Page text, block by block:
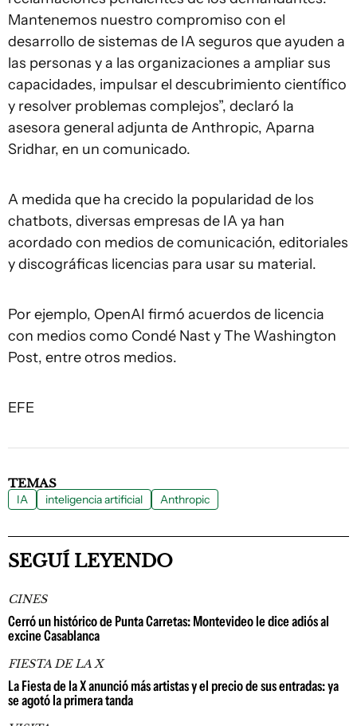
Mantenemos nuestro compromiso con el
desarrollo de sistemas de IA seguros que ayuden a
las personas y a las organizaciones a ampliar sus
capacidades, impulsar el descubrimiento científico
y resolver problemas complejos”, declaró la
asesora general adjunta de Anthropic, Aparna
Sridhar, en un comunicado.
A medida que ha crecido la popularidad de los
chatbots, diversas empresas de IA ya han
acordado con medios de comunicación, editoriales
y discográficas licencias para usar su material.
Por ejemplo, OpenAI firmó acuerdos de licencia
con medios como Condé Nast y The Washington
Post, entre otros medios.
EFE
TEMAS
IA inteligencia artificial Anthropic
SEGUÍ LEYENDO
CINES
Cerró un histórico de Punta Carretas: Montevideo le dice adiós al
excine Casablanca
FIESTA DE LA X
La Fiesta de la X anunció más artistas y el precio de sus entradas: ya
se agotó la primera tanda